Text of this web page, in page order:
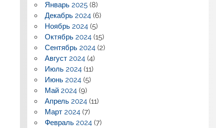
Январь 2025 (8)
Декабрь 2024 (6)
Ноябрь 2024 (5)
Октябрь 2024 (15)
Сентябрь 2024 (2)
Август 2024 (4)
Июль 2024 (11)
Июнь 2024 (5)
Май 2024 (9)
Апрель 2024 (11)
Март 2024 (7)
Февраль 2024 (7)